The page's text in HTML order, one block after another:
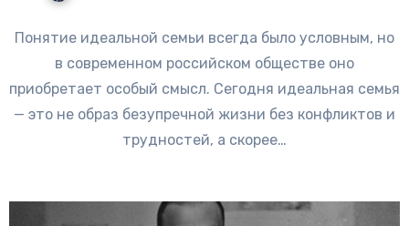
Понятие идеальной семьи всегда было условным, но
в современном российском обществе оно
приобретает особый смысл. Сегодня идеальная семья
— это не образ безупречной жизни без конфликтов и
трудностей, а скорее…